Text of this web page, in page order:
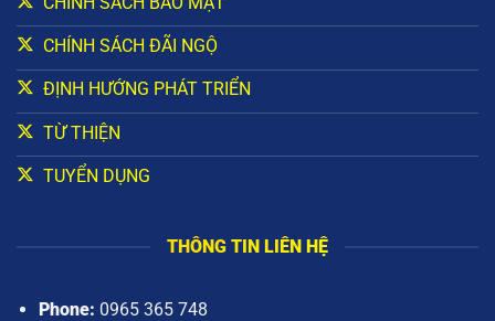
CHÍNH SÁCH ĐÃI NGỘ
ĐỊNH HƯỚNG PHÁT TRIỂN
TỪ THIỆN
TUYỂN DỤNG
THÔNG TIN LIÊN HỆ
Phone: 0965 365 748